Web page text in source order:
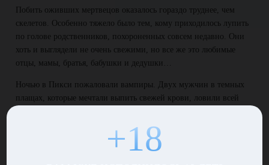
Побить оживших мертвецов оказалось гораздо труднее, чем
скелетов. Особенно тяжело было тем, кому приходилось лупить
по голове родственников, похороненных совсем недавно. Они
хоть и выглядели не очень свежими, но все же это любимые
отцы, мамы, братья, бабушки и дедушки…
Ночью в Пикси пожаловали вампиры. Двух мужчин в темных
плащах, которые мечтали выпить свежей крови, ловили всей
забили им по осиновому колу.+18